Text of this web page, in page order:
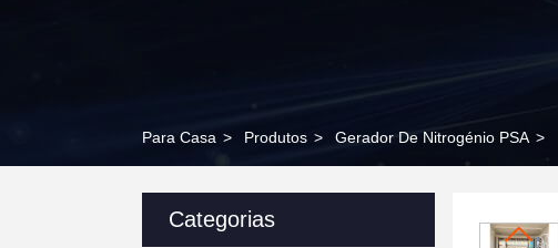
Para Casa > Produtos > Gerador De Nitrogénio PSA >
Categorias